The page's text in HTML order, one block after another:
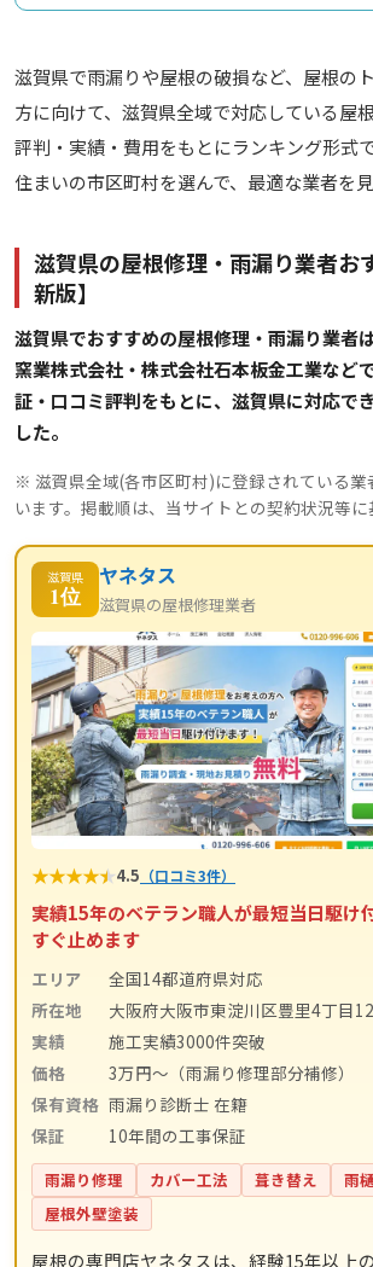
滋賀県で雨漏りや屋根の破損など、屋根の
方に向けて、滋賀県全域で対応している屋
評判・実績・費用をもとにランキング形式
住まいの市区町村を選んで、最適な業者を見
滋賀県の屋根修理・雨漏り業者お
新版】
滋賀県でおすすめの屋根修理・雨漏り業者
窯業株式会社・株式会社石本板金工業など
証・口コミ評判をもとに、滋賀県に対応で
した。
※ 滋賀県全域(各市区町村)に登録されている業
います。掲載順は、当サイトとの契約状況等に
滋賀県
1位
ヤネタス
滋賀県の屋根修理業者
★★★★★4.5 （口コミ3件）
実績15年のベテラン職人が最短当日駆け
すぐ止めます
エリア
全国14都道府県対応
所在地
大阪府大阪市東淀川区豊里4丁目
実績
施工実績3000件突破
価格
3万円〜（雨漏り修理部分補修）
保有資格 雨漏り診断士 在籍
保証
10年間の工事保証
雨漏り修理 カバー工法 葺き替え
雨
屋根外壁塗装
屋根の専門店ヤネタスは、経験15年以上